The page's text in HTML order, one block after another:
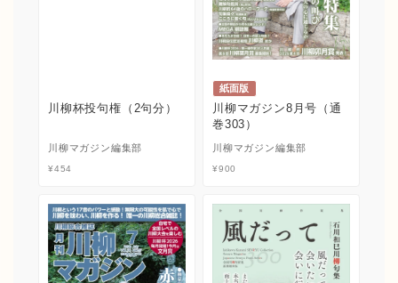
川柳杯投句権（2句分）
川柳マガジン編集部
¥454
紙面版
川柳マガジン8月号（通
巻303）
川柳マガジン編集部
¥900